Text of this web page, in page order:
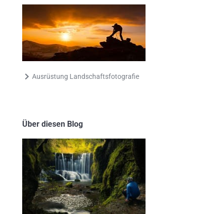
Ausrüstung Landschaftsfotografie
Über diesen Blog